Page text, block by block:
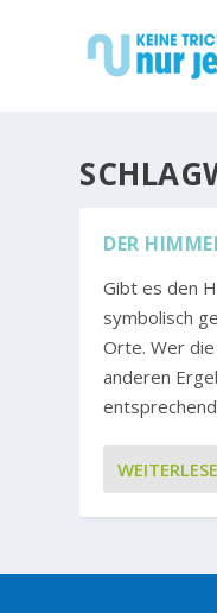
DER
Gibt es den
symbolisch
Orte. Wer
anderen